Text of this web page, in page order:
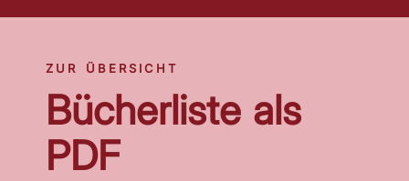
ZUR ÜBERSICHT
Bücherliste als
PDF